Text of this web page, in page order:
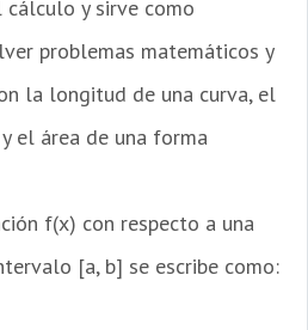
cálculo y sirve como
problemas matemáticos y
la longitud de una curva, el
el área de una forma
f(x) con respecto a una
[a, b] se escribe como: